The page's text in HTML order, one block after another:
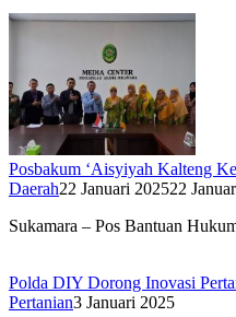
Posbakum ‘Aisyiyah Kalteng
Daerah22 Januari 202522
Sukamara – Pos Bantuan
Polda DIY Dorong Inovasi
Pertanian3 Januari 2025